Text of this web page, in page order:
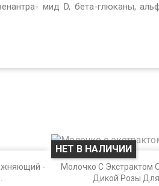
мид D, бета-глюканы,
-
Молочко С Экстрактом
Дикой Розы
НЕТ В НАЛИЧИИ
 Просмотр